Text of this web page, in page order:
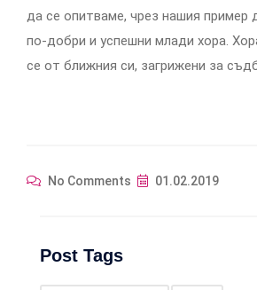
да се опитваме, чрез нашия пример
по-добри и успешни млади хора.
се от ближния си, загрижени за
No Comments 01.02.2019
Post Tags